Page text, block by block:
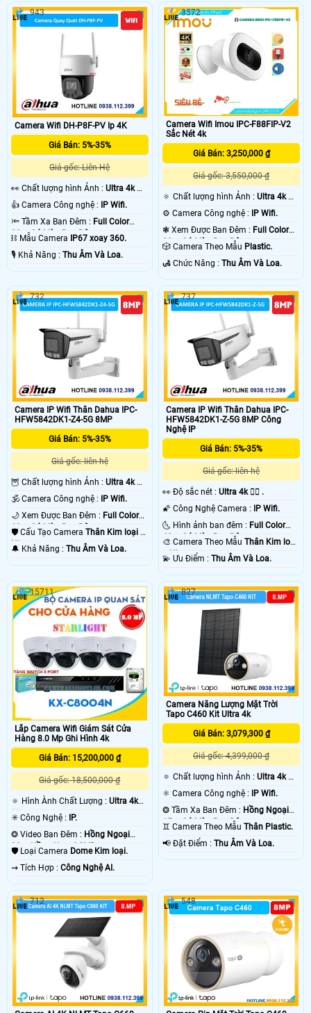
ảnh sắc nét và chi tiết Tích hợp
công nghệ AI camera có khả năng
phát hiện dáng người và phương
tiện báo động khi phát hiện xâm
nhập Thiết kế bền bỉ chống nước
IP65 phù hợp lắp đặt trong mọi điều
kiện thời tiết.
trong điều kiện ánh sáng cực yếu
hoặc tối hoàn toàn. Với khả năng
quay đêm siêu nhạy sáng và khẩu
độ F1
Camera Wifi DH-P8F-PV Ip 4K
Giá Bán: 5%-35%
Giá gốc: Liên Hệ
️👀 Chất lượng hình Ảnh : Ultra 4k 👍🏾
👍 Camera Công nghệ : IP Wifi.
🔦 Tầm Xa Ban Đêm : Full Color
30m Có Màu Ban Ðêm.
⛓ Mẫu Camera IP67 xoay 360.
️🎙 Khả Năng : Thu Âm Và Loa.
943
Camera Wifi Imou IPC-F88FIP-V2
Sắc Nét 4k
Giá Bán: 3,250,000 ₫
Giá gốc: 3,550,000 ₫
🔅 Chất lượng hình Ảnh :Ultra 4k 👍🏾
.
⚙ Camera Công nghệ :
IP Wifi.
❃ Xem Được Ban Đêm : Full Color
20m Có Màu Ban Ðêm.
🎲 Camera Theo Mẫu Plastic.
️🛃 Chức Năng :Thu Âm Và Loa.
3572
Camera IP Wifi Thân Dahua IPC-
HFW5842DK1-Z4-5G 8MP
Giá Bán: 5%-35%
Giá gốc: liên hệ
🦉 Chất lượng hình Ảnh : Ultra 4k 👍🏾
🕉️ Camera Công nghệ : IP Wifi.
🌙 Xem Được Ban Đêm : Full Color
60m Có Màu Ban Ðêm.
🛡 Cấu Tạo Camera Thân Kim loại +
Nhựa.
️🔔 Khả Năng : Thu Âm Và Loa.
732
Camera IP Wifi Thân Dahua IPC-
HFW5842DK1-Z-5G 8MP Công
Nghệ IP
Giá Bán: 5%-35%
Giá gốc: liên hệ
️👀 Độ sắc nét :Ultra 4k 👍🏾 .
🌠 Công Nghệ Camera : IP Wifi.
🌜 Hình ảnh ban đêm : Full Color
40m Có Màu Ban Ðêm.
🎨 Camera Theo MẫuThân Kim loại
+ Nhựa.
️💫 Ưu Điểm :Thu Âm Và Loa.
737
Lắp Camera Wifi Giám Sát Cửa
Hàng 8.0 Mp Ghi Hình 4k
Giá Bán: 15,200,000 ₫
Giá gốc: 18,500,000 ₫
🔅 Hình Ành Chất Lượng : Ultra 4k
👍🏾 .
✳️ Công Nghệ :
IP.
❂ Video Ban Đêm : Hồng Ngoại
30m Hồng Ngoại SMD.
🛡 Loại Camera Dome Kim loại.
️⇝ Tích Hợp : Công Nghệ AI.
15711
Camera Năng Lượng Mặt Trời
Tapo C460 Kit Ultra 4k
Giá Bán: 3,079,300 ₫
Giá gốc: 4,399,000 ₫
🔅 Chất lượng hình Ảnh :Ultra 4k 👍🏾
⚛️ Camera Công nghệ :
IP Wifi.
❂ Tầm Xa Ban Đêm : Hồng Ngoại
15m Có Màu Ban Ðêm.
♊ Camera Theo MẫuThân Plastic.
️📢 Đặt Điểm :Thu Âm Và Loa.
827
712 548